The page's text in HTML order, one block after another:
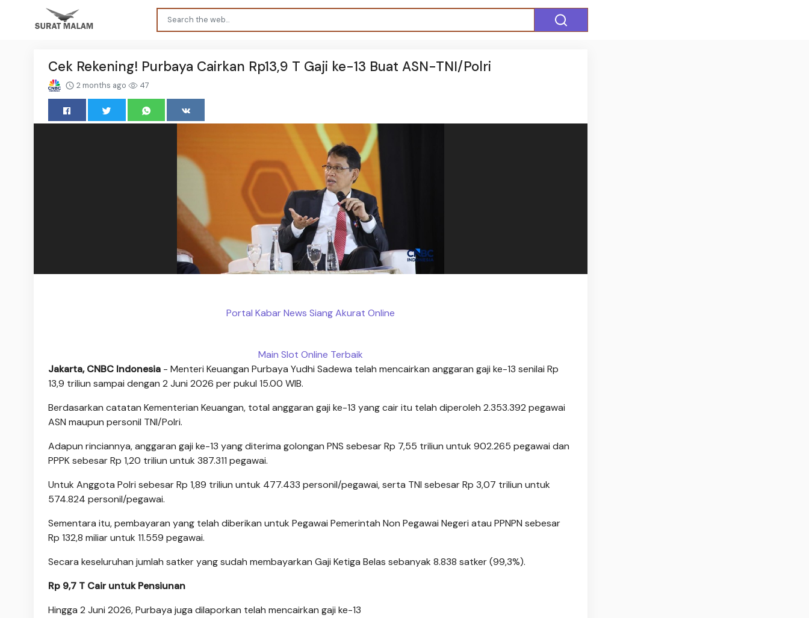
Cek Rekening! Purbaya Cairkan Rp13,9 T Gaji ke-13 Buat ASN-TNI/Polri
2 months ago 47
Portal Kabar News Siang Akurat Online
Main Slot Online Terbaik
Jakarta, CNBC Indonesia - Menteri Keuangan Purbaya Yudhi Sadewa telah mencairkan anggaran gaji ke-13 senilai Rp
13,9 triliun sampai dengan 2 Juni 2026 per pukul 15.00 WIB.
Berdasarkan catatan Kementerian Keuangan, total anggaran gaji ke-13 yang cair itu telah diperoleh 2.353.392 pegawai
ASN maupun personil TNI/Polri.
Adapun rinciannya, anggaran gaji ke-13 yang diterima golongan PNS sebesar Rp 7,55 triliun untuk 902.265 pegawai dan
PPPK sebesar Rp 1,20 triliun untuk 387.311 pegawai.
Untuk Anggota Polri sebesar Rp 1,89 triliun untuk 477.433 personil/pegawai, serta TNI sebesar Rp 3,07 triliun untuk
574.824 personil/pegawai.
Sementara itu, pembayaran yang telah diberikan untuk Pegawai Pemerintah Non Pegawai Negeri atau PPNPN sebesar
Rp 132,8 miliar untuk 11.559 pegawai.
Secara keseluruhan jumlah satker yang sudah membayarkan Gaji Ketiga Belas sebanyak 8.838 satker (99,3%).
Rp 9,7 T Cair untuk Pensiunan
Hingga 2 Juni 2026, Purbaya juga dilaporkan telah mencairkan gaji ke-13